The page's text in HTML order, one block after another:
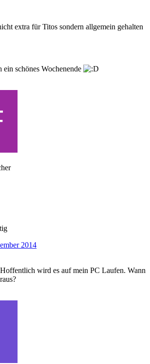
extra für Titos sondern allgemein gehalten
ein schönes Wochenende
2014
wird es auf mein PC Laufen. Wann